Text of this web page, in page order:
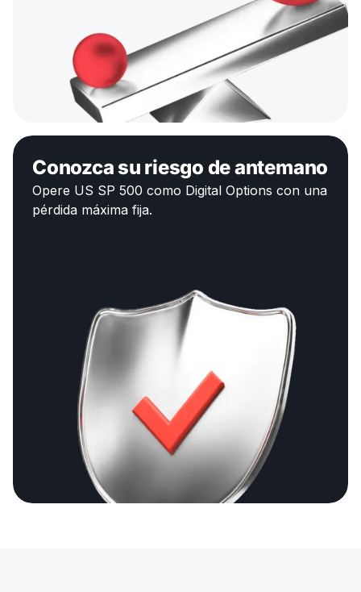
Conozca su riesgo de antemano
Opere US SP 500 como Digital Options con una
pérdida máxima fija.